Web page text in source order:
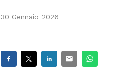
30 Gennaio 2026